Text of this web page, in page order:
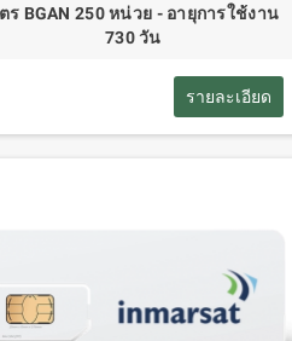
ร BGAN 250 หน่วย - อายุการใช้งาน
730 วัน
รายละเอียด